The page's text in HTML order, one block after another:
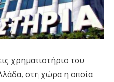
χρηματιστήριο του
στη χώρα η οποία